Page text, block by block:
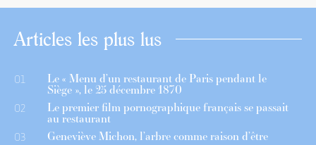
Articles les plus lus
01 Le « Menu d’un restaurant de Paris pendant le
Siège », le 25 décembre 1870
02 Le premier film pornographique français se passait
au restaurant
03 Geneviève Michon, l’arbre comme raison d’être